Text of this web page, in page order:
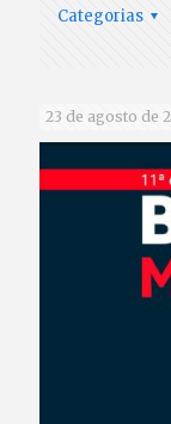
Categorias
23 de agosto de